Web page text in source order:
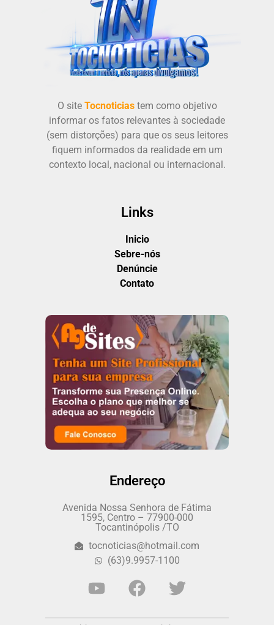
O site Tocnoticiastem como objetivo
informar os fatos relevantes à sociedade
(sem distorções) para que os seus leitores
fiquem informados da realidade em um
contexto local, nacional ou internacional.
Links
Inicio
Sebre-nós
Denúncie
Contato
Endereço
Avenida Nossa Senhora de Fátima
1595, Centro – 77900-000
Tocantinópolis /TO
tocnoticias@hotmail.com
(63)9.9957-1100